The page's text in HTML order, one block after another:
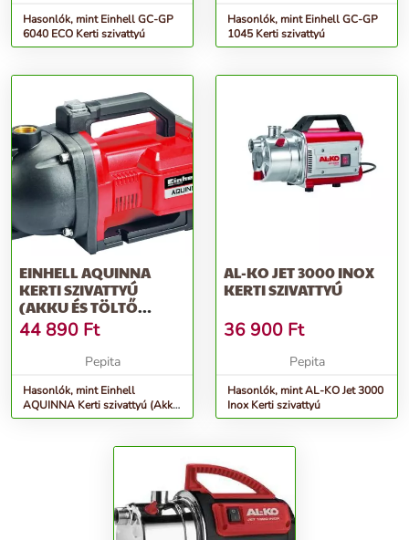
Hasonlók, mint Einhell GC-GP
6040 ECO Kerti szivattyú
Hasonlók, mint Einhell GC-GP
1045 Kerti szivattyú
EINHELL AQUINNA
KERTI SZIVATTYÚ
(AKKU ÉS TÖLTŐ
NÉLKÜL)
44 890 Ft
Pepita
Hasonlók, mint Einhell
AQUINNA Kerti szivattyú (Akku
és töltő nélkül)
AL-KO JET 3000 INOX
KERTI SZIVATTYÚ
36 900 Ft
Pepita
Hasonlók, mint AL-KO Jet 3000
Inox Kerti szivattyú